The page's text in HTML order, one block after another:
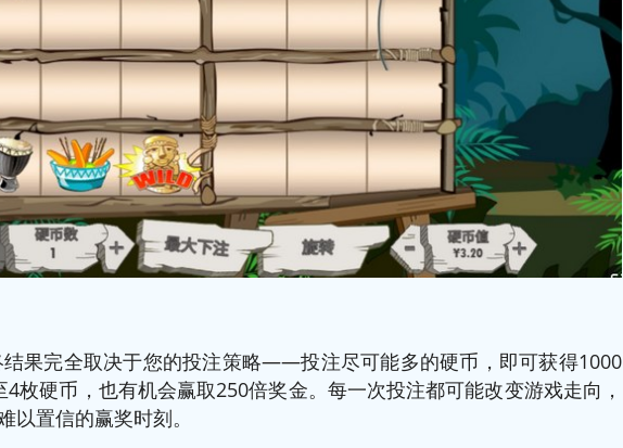
果完全取决于您的投注策略——投注尽可能多的硬币，即可获得1000
枚硬币，也有机会赢取250倍奖金。每一次投注都可能改变游戏走向，
以置信的赢奖时刻。